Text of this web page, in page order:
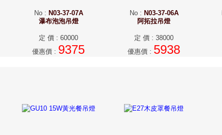
No: N03-37-07A
瀑布泡泡吊燈
定 價 : 60000
優惠價 : 9375
No: N03-37-06A
阿拓拉吊燈
定 價 : 38000
優惠價 : 5938